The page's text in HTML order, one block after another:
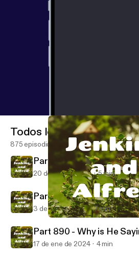
Jenkins and Alfred
Todos los episodios
875 episodios
Part 892 - Third Degree
20 de mar de 2024 5 min
Part 891 - Pirates and
3 de mar de 2024 7 min
Part 890 - Why is He
17 de ene de 2024 4 min